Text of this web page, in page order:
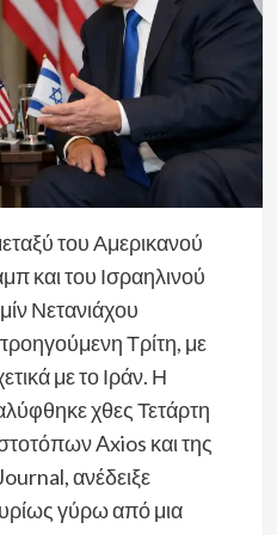
του Αμερικανού
και του Ισραηλινού
Νετανιάχου
Τρίτη, με
με το Ιράν. Η
χθες Τετάρτη
Axios και της
ανέδειξε
γύρω από μια